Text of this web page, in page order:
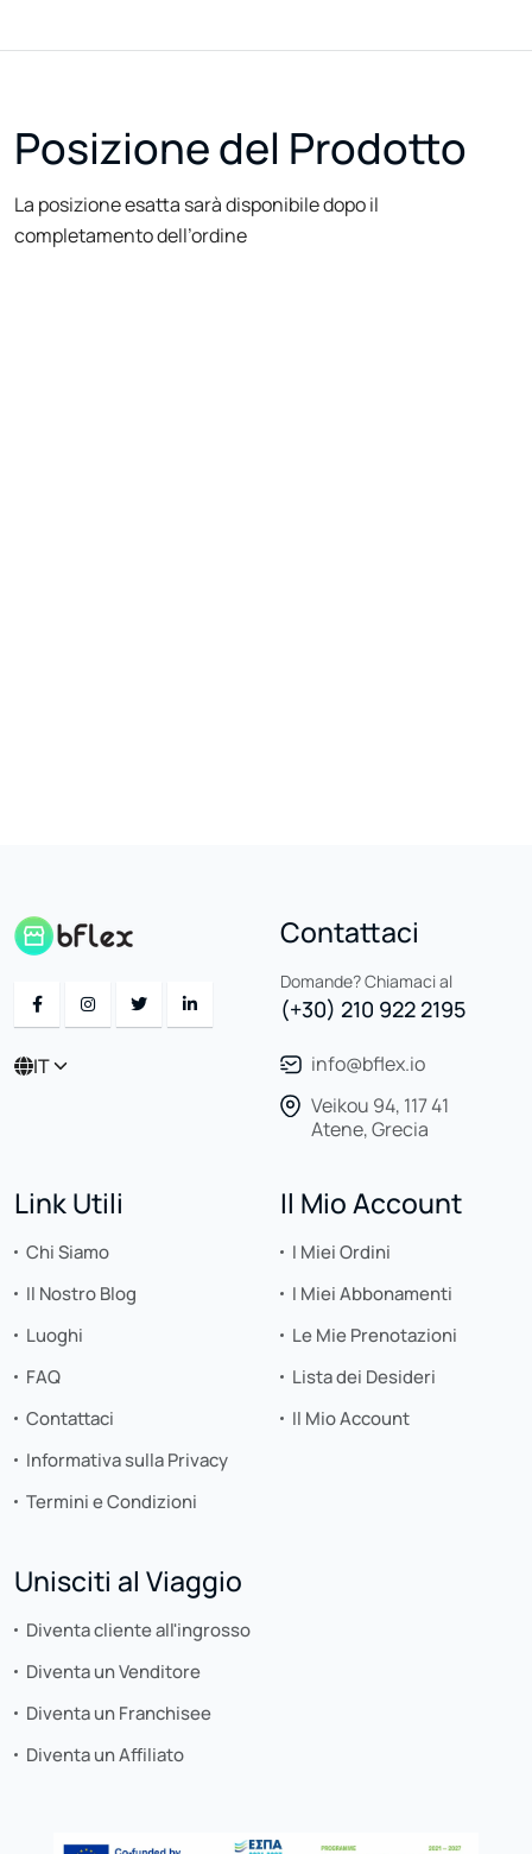
Posizione del Prodotto
La posizione esatta sarà disponibile dopo il
completamento dell’ordine
IT
Contattaci
Domande? Chiamaci al
(+30) 210 922 2195
info@bflex.io
Veikou 94, 117 41
Atene, Grecia
Link Utili
Chi Siamo
Il Nostro Blog
Luoghi
FAQ
Contattaci
Informativa sulla Privacy
Termini e Condizioni
Il Mio Account
I Miei Ordini
I Miei Abbonamenti
Le Mie Prenotazioni
Lista dei Desideri
Il Mio Account
Unisciti al Viaggio
Diventa cliente all'ingrosso
Diventa un Venditore
Diventa un Franchisee
Diventa un Affiliato